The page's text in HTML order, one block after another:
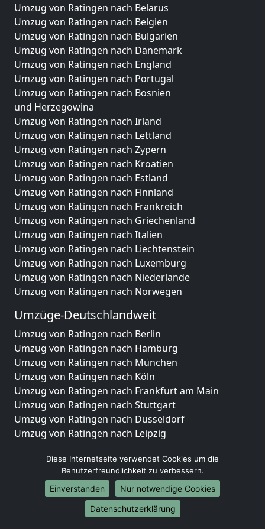
Umzug von Ratingen nach Belarus
Umzug von Ratingen nach Belgien
Umzug von Ratingen nach Bulgarien
Umzug von Ratingen nach Dänemark
Umzug von Ratingen nach England
Umzug von Ratingen nach Portugal
Umzug von Ratingen nach Bosnien
und Herzegowina
Umzug von Ratingen nach Irland
Umzug von Ratingen nach Lettland
Umzug von Ratingen nach Zypern
Umzug von Ratingen nach Kroatien
Umzug von Ratingen nach Estland
Umzug von Ratingen nach Finnland
Umzug von Ratingen nach Frankreich
Umzug von Ratingen nach Griechenland
Umzug von Ratingen nach Italien
Umzug von Ratingen nach Liechtenstein
Umzug von Ratingen nach Luxemburg
Umzug von Ratingen nach Niederlande
Umzug von Ratingen nach Norwegen
Umzüge-Deutschlandweit
Umzug von Ratingen nach Berlin
Umzug von Ratingen nach Hamburg
Umzug von Ratingen nach München
Umzug von Ratingen nach Köln
Umzug von Ratingen nach Frankfurt am Main
Umzug von Ratingen nach Stuttgart
Umzug von Ratingen nach Düsseldorf
Umzug von Ratingen nach Leipzig
Umzug von Ratingen nach Essen
Umzug von Ratingen nach Bremen
Umzug von Ratingen nach Dresden
Umzug von Ratingen nach Hannover
Umzug von Ratingen nach Nürnberg
Diese Internetseite verwendet Cookies um die
Benutzerfreundlichkeit zu verbessern.
Einverstanden
Nur notwendige Cookies
Datenschutzerklärung